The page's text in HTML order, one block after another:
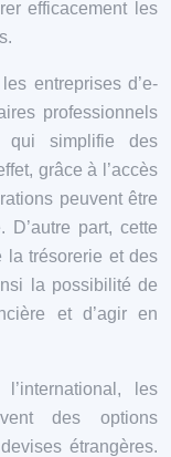
efficacement les
entreprises d’e-
professionnels
simplifie des
grâce à l’accès
peuvent être
part, cette
la trésorerie et des
la possibilité de
et d’agir en
les
des options
étrangères.